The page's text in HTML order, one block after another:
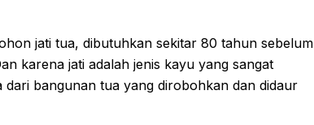
jati tua, dibutuhkan sekitar 80 tahun sebelum
karena jati adalah jenis kayu yang sangat
bangunan tua yang dirobohkan dan didaur